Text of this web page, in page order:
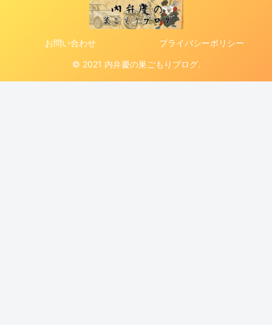
お問い合わせ プライバシーポリシー
© 2021 内弁慶の巣ごもりブログ.